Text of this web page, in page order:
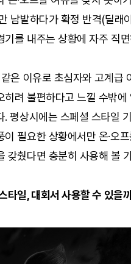
남발하다가 확정 반격(딜래
기를 내주는 상황에 자주 직
은 이유로 초심자와 고계급
히려 불편하다고 느낄 수밖에
. 평상시에는 스페셜 스타일
이 필요한 상황에서만 온·오
갖췄다면 충분히 사용해 볼
타일, 대회서 사용할 수 있을